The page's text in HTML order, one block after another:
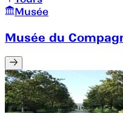
Musée
Musée du